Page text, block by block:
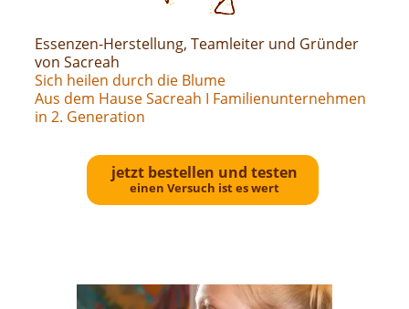
Essenzen-Herstellung, Teamleiter und Gründer
von Sacreah
Sich heilen durch die Blume
Aus dem Hause Sacreah I Familienunternehmen
in 2. Generation
jetzt bestellen und testen
einen Versuch ist es wert